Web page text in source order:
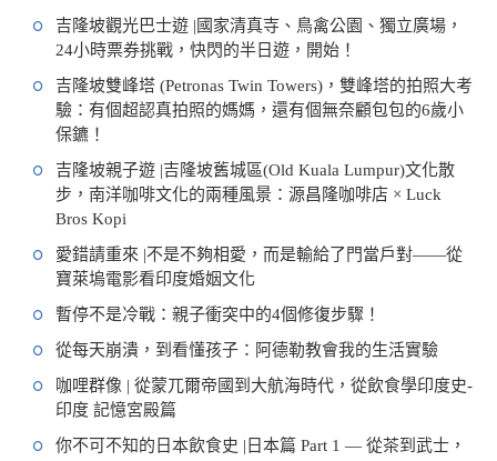
吉隆坡觀光巴士遊 |國家清真寺、鳥禽公園、獨立廣場，
24小時票券挑戰，快閃的半日遊，開始！
吉隆坡雙峰塔 (Petronas Twin Towers)，雙峰塔的拍照大考
驗：有個超認真拍照的媽媽，還有個無奈顧包包的6歲小
保鑣！
吉隆坡親子遊 |吉隆坡舊城區(Old Kuala Lumpur)文化散
步，南洋咖啡文化的兩種風景：源昌隆咖啡店 × Luck
Bros Kopi
愛錯請重來 |不是不夠相愛，而是輸給了門當戶對——從
寶萊塢電影看印度婚姻文化
暫停不是冷戰：親子衝突中的4個修復步驟！
從每天崩潰，到看懂孩子：阿德勒教會我的生活實驗
咖哩群像 | 從蒙兀爾帝國到大航海時代，從飲食學印度史-
印度 記憶宮殿篇
你不可不知的日本飲食史 |日本篇 Part 1 — 從茶到武士，